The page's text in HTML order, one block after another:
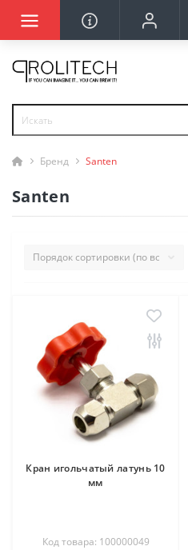
Бренд Santen
Santen
Кран игольчатый латунь 10
мм
Код товара: 100000049